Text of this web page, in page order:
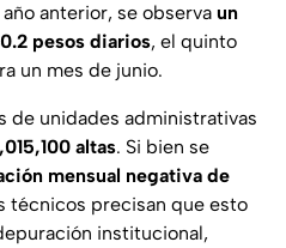
anterior, se observa un
pesos diarios, el quinto
un mes de junio.
de unidades administrativas
altas. Si bien se
mensual negativa de
técnicos precisan que esto
institucional,